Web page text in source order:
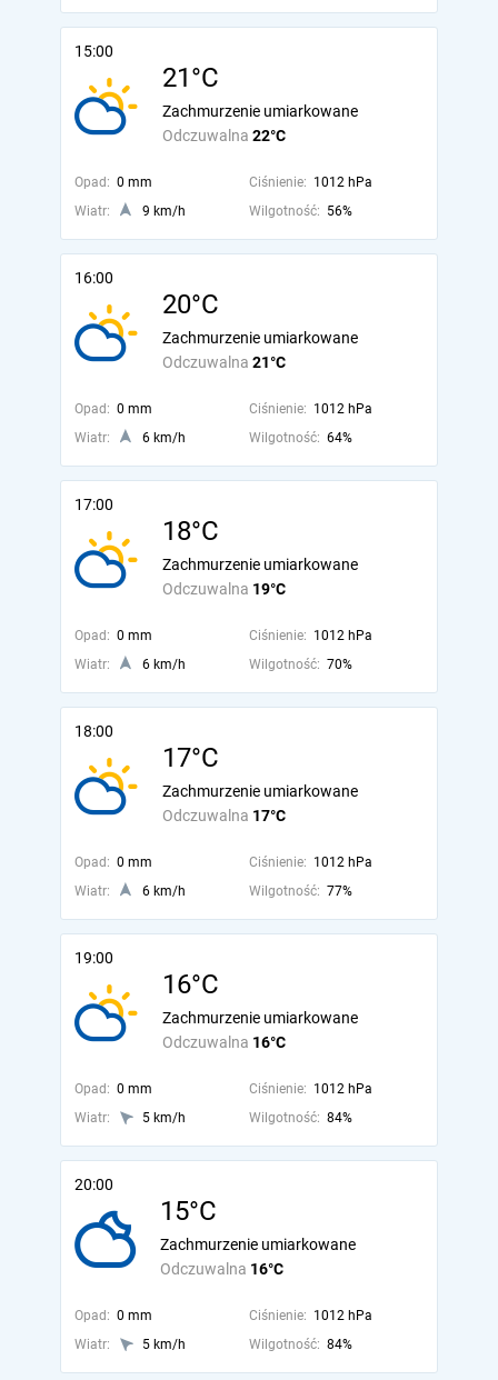
15:00
21°C
Odczuwalna 22°C
Zachmurzenie umiarkowane
Opad: 0 mm Ciśnienie: 1012 hPa
Wiatr:
9 km/h Wilgotność: 56%
16:00
20°C
Odczuwalna 21°C
Zachmurzenie umiarkowane
Opad: 0 mm Ciśnienie: 1012 hPa
Wiatr:
6 km/h Wilgotność: 64%
17:00
18°C
Odczuwalna 19°C
Zachmurzenie umiarkowane
Opad: 0 mm Ciśnienie: 1012 hPa
Wiatr:
6 km/h Wilgotność: 70%
18:00
17°C
Odczuwalna 17°C
Zachmurzenie umiarkowane
Opad: 0 mm Ciśnienie: 1012 hPa
Wiatr:
6 km/h Wilgotność: 77%
19:00
16°C
Odczuwalna 16°C
Zachmurzenie umiarkowane
Opad: 0 mm Ciśnienie: 1012 hPa
Wiatr:
5 km/h Wilgotność: 84%
20:00
15°C
Odczuwalna 16°C
Zachmurzenie umiarkowane
Opad: 0 mm Ciśnienie: 1012 hPa
Wiatr:
5 km/h Wilgotność: 84%